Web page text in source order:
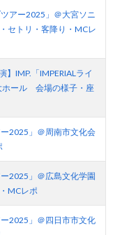
ツアー2025」＠大宮ソニ
セトリ・客降り・MCレ
】IMP.「IMPERIALライ
ホール 会場の様子・座
ー2025」＠周南市文化会
ー2025」＠広島文化学園
MCレポ
ー2025」＠四日市市文化